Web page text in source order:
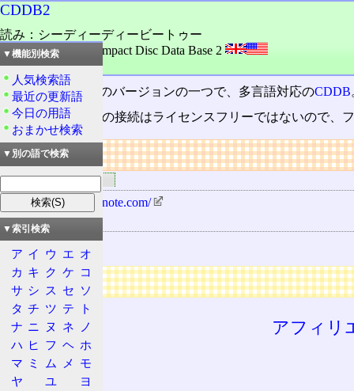
CDDB2
読み：シーディーディービートゥー
外語：CDDB2: Compact Disc Data Base 2
品詞：名詞
Gracenote CDDBのバージョンの一つで、多言語対応のCDDB
CDDB2サーバーの接続はライセンスフリーではないので、
リンク
関連するリンク
http://www.gracenote.com/
関連する用語
CDDB
広告
アフィリ
▼機能別検索
人気検索語
最近の更新語
今日の用語
おまかせ検索
▼別の語で検索
▼索引検索
ア イ ウ エ オ
カ キ ク ケ コ
サ シ ス セ ソ
タ チ ツ テ
ト
ナ ニ ヌ ネ
ノ
ハ ヒ フ ヘ ホ
マ ミ ム メ
モ
ヤ
ユ
ヨ